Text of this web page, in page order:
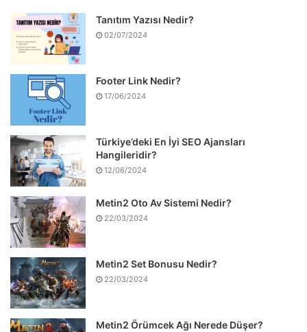
Tanıtım Yazısı Nedir?
02/07/2024
Footer Link Nedir?
17/06/2024
Türkiye’deki En İyi SEO Ajansları
Hangileridir?
12/06/2024
Metin2 Oto Av Sistemi Nedir?
22/03/2024
Metin2 Set Bonusu Nedir?
22/03/2024
Metin2 Örümcek Ağı Nerede Düşer?